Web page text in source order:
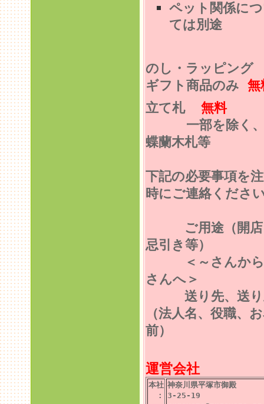
ペット関係に
ては別途
のし・ラッピン
ギフト商品のみ 無
立て札
無料
一部を除く
蝶蘭木札等
下記の必要事項を
時にご連絡くださ
ご用途（開店
忌引き等）
＜～さんから
さんへ＞
送り先、送り
（法人名、役職、
前）
運営会社
本社
：
神奈川県平塚市御殿
3-25-19